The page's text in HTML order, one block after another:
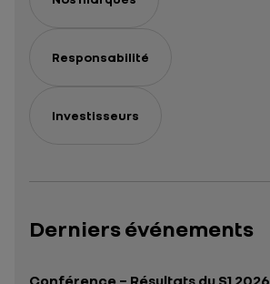
Responsabilité
Investisseurs
Derniers événements